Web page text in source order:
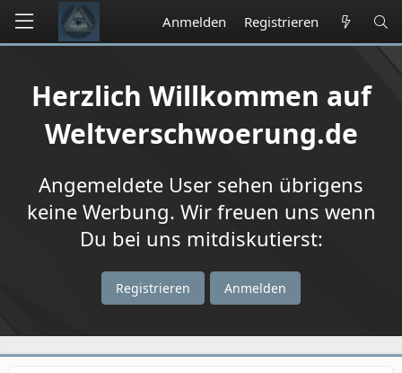
Anmelden Registrieren
Herzlich Willkommen auf
Weltverschwoerung.de
Angemeldete User sehen übrigens
keine Werbung. Wir freuen uns wenn
Du bei uns mitdiskutierst:
Registrieren Anmelden